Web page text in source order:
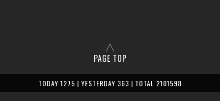
PAGE TOP
TODAY 1275 | YESTERDAY 363 | TOTAL 2101598